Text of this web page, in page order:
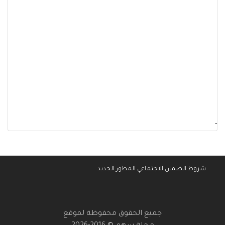
-
شروط الضمان الاجتماعي المطور الجديد
جميع الحقوق محفوظة لموقع